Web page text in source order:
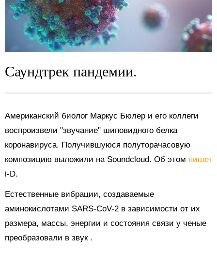
Саундтрек пандемии.
Американский биолог Маркус Бюлер и его коллеги
воспроизвели "звучание" шиповидного белка
коронавируса. Получившуюся полуторачасовую
композицию выложили на Soundcloud. Об этом пишет
i-D.
Естественные вибрации, создаваемые
аминокислотами SARS-CoV-2 в зависимости от их
размера, массы, энергии и состояния связи у ченые
преобразовали в звук .